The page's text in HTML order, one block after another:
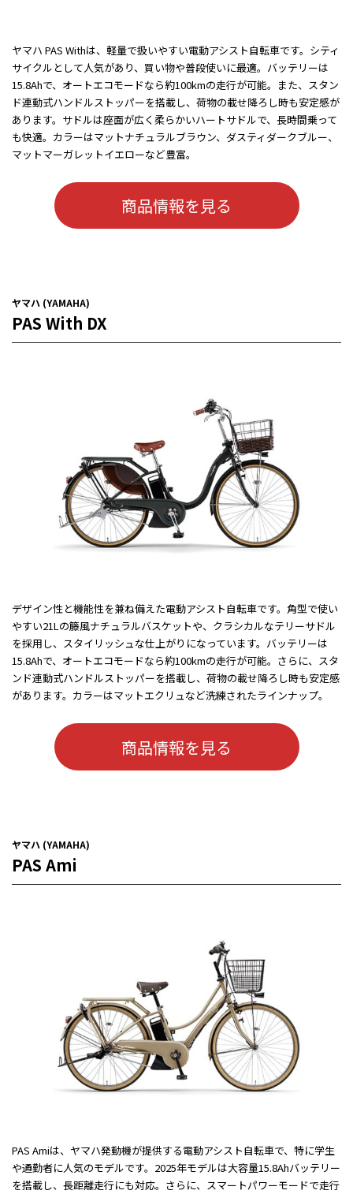
ヤマハ PAS Withは、軽量で扱いやすい電動アシスト自転車です。シティ
サイクルとして人気があり、買い物や普段使いに最適。バッテリーは
15.8Ahで、オートエコモードなら約100kmの走行が可能。また、スタン
ド連動式ハンドルストッパーを搭載し、荷物の載せ降ろし時も安定感が
あります。サドルは座面が広く柔らかいハートサドルで、長時間乗って
も快適。カラーはマットナチュラルブラウン、ダスティダークブルー、
マットマーガレットイエローなど豊富。
商品情報を見る
ヤマハ (YAMAHA)
PAS With DX
デザイン性と機能性を兼ね備えた電動アシスト自転車です。角型で使い
やすい21Lの籐風ナチュラルバスケットや、クラシカルなテリーサドル
を採用し、スタイリッシュな仕上がりになっています。バッテリーは
15.8Ahで、オートエコモードなら約100kmの走行が可能。さらに、スタ
ンド連動式ハンドルストッパーを搭載し、荷物の載せ降ろし時も安定感
があります。カラーはマットエクリュなど洗練されたラインナップ。
商品情報を見る
ヤマハ (YAMAHA)
PAS Ami
PAS Amiは、ヤマハ発動機が提供する電動アシスト自転車で、特に学生
や通勤者に人気のモデルです。2025年モデルは大容量15.8Ahバッテリー
を搭載し、長距離走行にも対応。さらに、スマートパワーモードで走行